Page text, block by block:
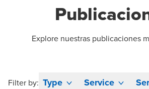
Explore nuestras publicaciones
Filter by: Type Service